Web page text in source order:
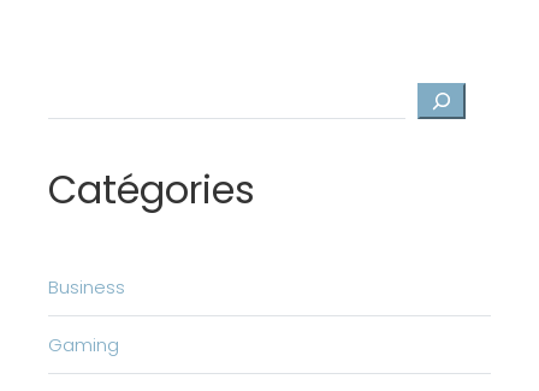
Catégories
Business
Gaming